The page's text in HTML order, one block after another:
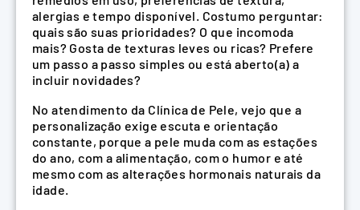
alergias e tempo disponível. Costumo perguntar:
quais são suas prioridades? O que incomoda
mais? Gosta de texturas leves ou ricas? Prefere
um passo a passo simples ou está aberto(a) a
incluir novidades?
No atendimento da Clínica de Pele, vejo que a
personalização exige escuta e orientação
constante, porque a pele muda com as estações
do ano, com a alimentação, com o humor e até
mesmo com as alterações hormonais naturais da
idade.